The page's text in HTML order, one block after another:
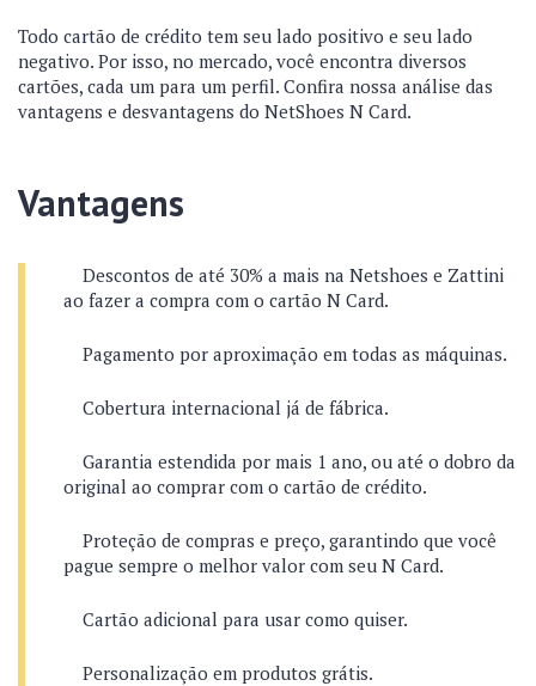
Todo cartão de crédito tem seu lado positivo e seu lado
negativo. Por isso, no mercado, você encontra diversos
cartões, cada um para um perfil. Confira nossa análise das
vantagens e desvantagens do NetShoes N Card.
Vantagens
Descontos de até 30% a mais na Netshoes e Zattini
ao fazer a compra com o cartão N Card.
Pagamento por aproximação em todas as máquinas.
Cobertura internacional já de fábrica.
Garantia estendida por mais 1 ano, ou até o dobro da
original ao comprar com o cartão de crédito.
Proteção de compras e preço, garantindo que você
pague sempre o melhor valor com seu N Card.
Cartão adicional para usar como quiser.
Personalização em produtos grátis.